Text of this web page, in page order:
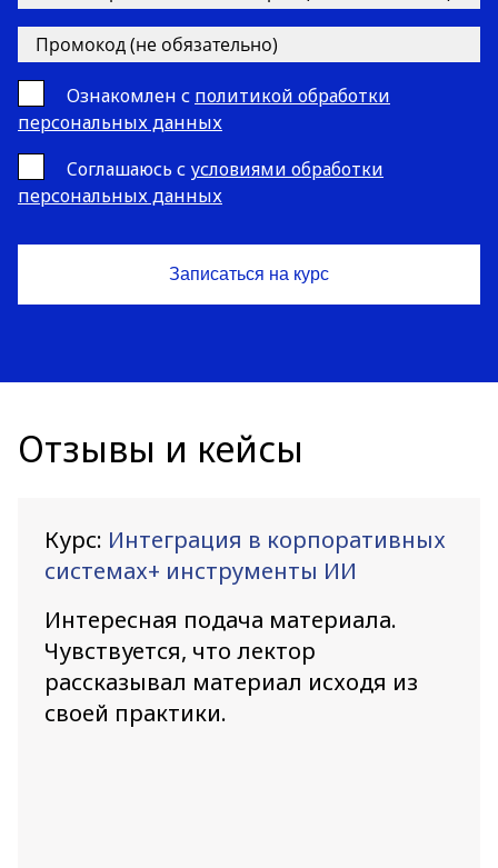
Ознакомлен с политикой обработки
персональных данных
Cоглашаюсь с условиями обработки
персональных данных
Отзывы и кейсы
Курс: Интеграция в корпоративных
системах+ инструменты ИИ
Интересная подача материала.
Чувствуется, что лектор
рассказывал материал исходя из
своей практики.